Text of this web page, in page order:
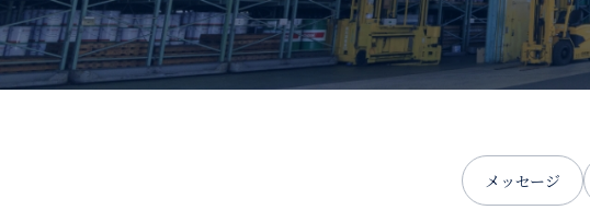
メッセージ